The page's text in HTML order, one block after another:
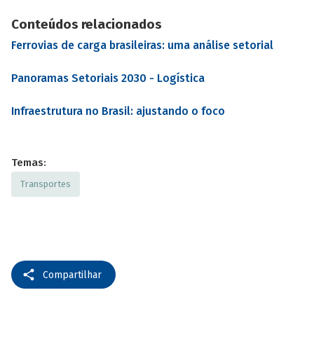
Conteúdos relacionados
Ferrovias de carga brasileiras: uma análise setorial
Panoramas Setoriais 2030 - Logística
Infraestrutura no Brasil: ajustando o foco
Temas:
Transportes
Compartilhar